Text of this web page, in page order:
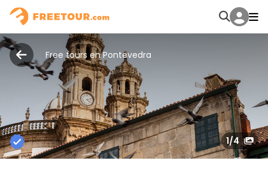
Free tours en Pontevedra
1/4